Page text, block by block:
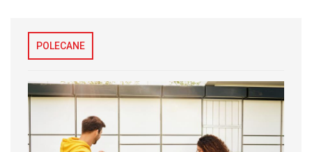
POLECANE